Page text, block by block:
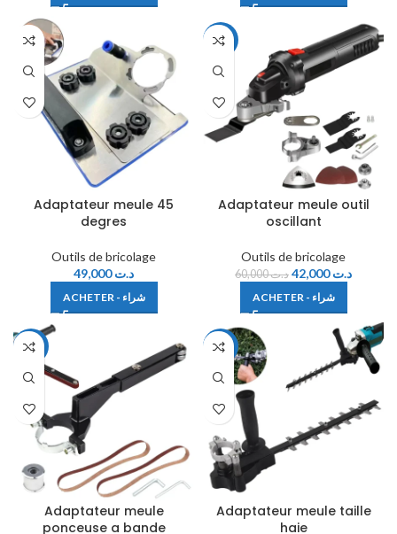
Adaptateur meule 45
degres
Outils de bricolage
د.ت49,000
ACHETER - شراء
-30%
Adaptateur meule outil
oscillant
Outils de bricolage
د.ت60,000 د.ت42,000
ACHETER - شراء
-35%
Adaptateur meule
ponceuse a bande
-21%
Adaptateur meule taille
haie